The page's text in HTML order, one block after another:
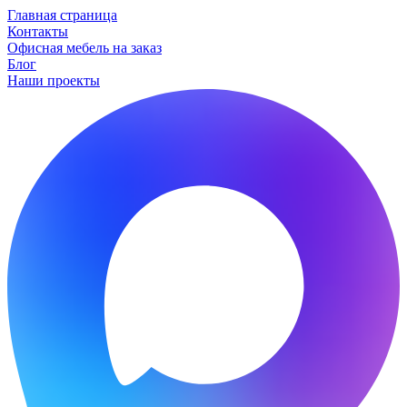
Главная страница
Контакты
Офисная мебель на заказ
Блог
Наши проекты